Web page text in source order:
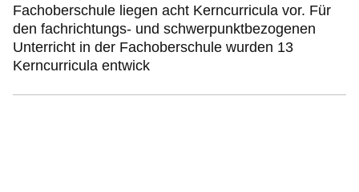
Fachoberschule liegen acht Kerncurricula vor. Für
den fachrichtungs- und schwerpunktbezogenen
Unterricht in der Fachoberschule wurden 13
Kerncurricula entwick